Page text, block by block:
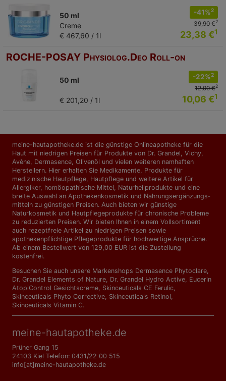
50 ml
Creme
€ 467,60 / 1l
-41%2
39,90 €2
23,38 €1
ROCHE-POSAY Physiolog.Deo Roll-on
50 ml
€ 201,20 / 1l
-22%2
12,90 €2
10,06 €1
meine-hautapotheke.de ist die günstige Onlineapotheke für die
Haut mit niedrigen Preisen für Produkte von Dr. Grandel, Vichy,
Avène, Dermasence, Olivenöl und vielen weiteren namhaften
Herstellern. Hier erhalten Sie Medikamente, Produkte für
medizinische Hautpflege, Hautpflege und weitere Artikel für
Allergiker, homöopathische Mittel, Naturheilprodukte und eine
breite Auswahl an Apothekenkosmetik und Nahrungs­ergänzungs­
mitteln zu günstigen Preisen. Auch bieten wir günstige
Naturkosmetik und Hautpflegeprodukte für chronische Probleme
zu reduzierten Preisen. Wir bieten Ihnen in einem Vollsortiment
auch rezeptfreie Artikel zu niedrigen Preisen sowie
apothekenpflichtige Pflegeprodukte für hochwertige Ansprüche.
Ab einem Bestellwert von 129,00 EUR ist die Zustellung
kostenfrei.
Besuchen Sie auch unsere Markenshops Dermasence Phytoclare
Dr. Grandel Elements of Nature Dr. Grandel Hydro Active Eucerin
AtopiControl Gesichtscreme Skinceuticals CE Ferulic
Skinceuticals Phyto Corrective Skinceuticals Retinol
Skinceuticals Vitamin C.
meine-hautapotheke.de
Prüner Gang 15
24103 Kiel Telefon: 0431/22 00 515
info[at]meine-hautapotheke.de